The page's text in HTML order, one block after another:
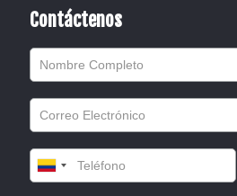
Contáctenos